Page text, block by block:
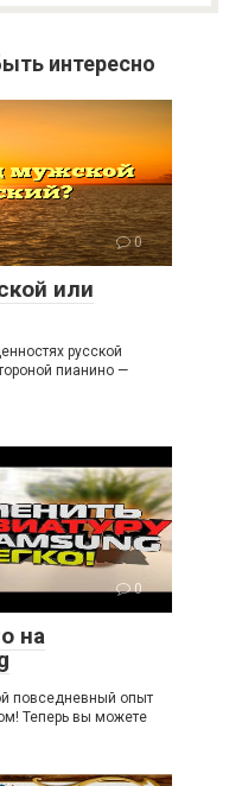
интересно
0
или
русской
пианино —
0
на
повседневный опыт
Теперь вы можете